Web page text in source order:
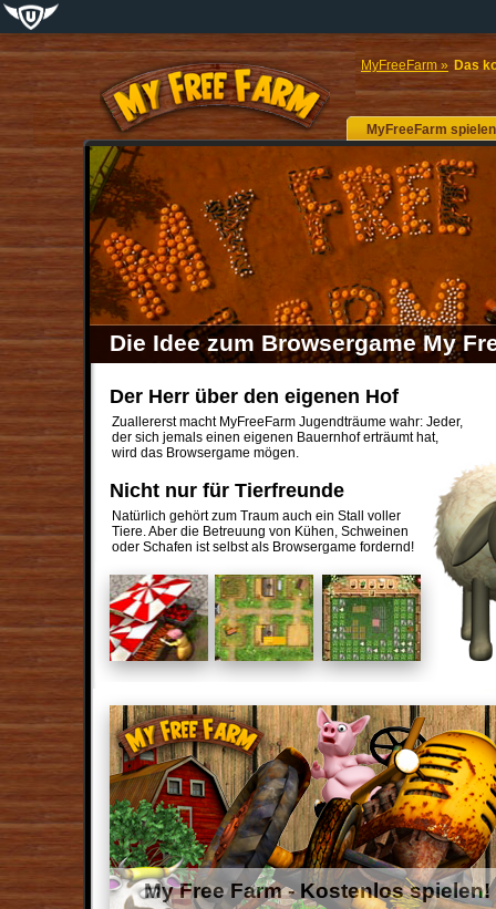
MyFreeFarm » Das
MyFreeFarm spielen
Die Idee zum Browsergame My
Der Herr über den eigenen Hof
Zuallererst macht MyFreeFarm Jugendträume wahr: Jeder,
der sich jemals einen eigenen Bauernhof erträumt hat,
wird das Browsergame mögen.
Nicht nur für Tierfreunde
Natürlich gehört zum Traum auch ein Stall voller
Tiere. Aber die Betreuung von Kühen, Schweinen
oder Schafen ist selbst als Browsergame fordernd!
My Free Farm - Kostenlos spielen!